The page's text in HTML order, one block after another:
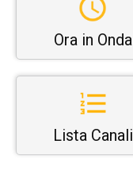
Ora in Onda
Lista Canali